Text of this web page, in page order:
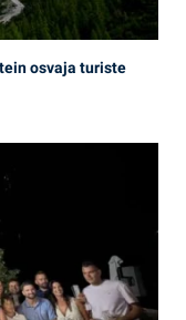
osvaja turiste